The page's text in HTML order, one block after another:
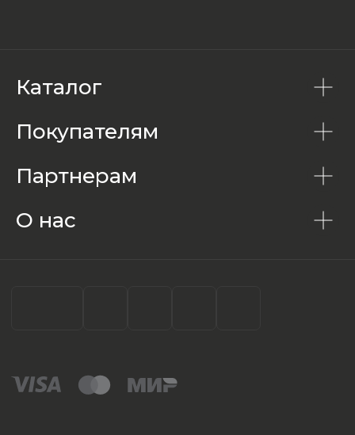
Каталог
Покупателям
Партнерам
О нас